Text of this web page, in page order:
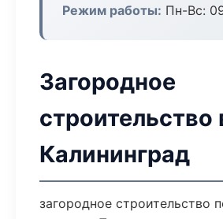
Режим работы: Пн-Вс:
Загородное
строительство
Калининград
загородное строительство